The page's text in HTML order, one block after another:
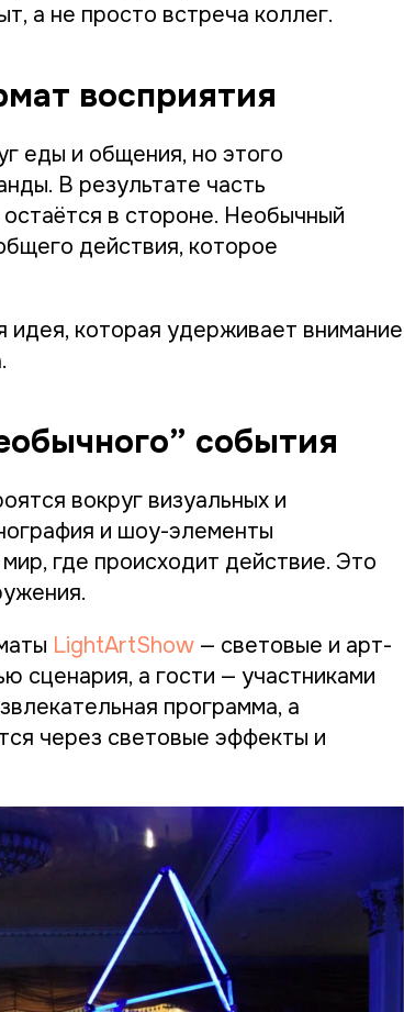
а не просто встреча коллег.
восприятия
еды и общения, но этого
В результате часть
в стороне. Необычный
действия, которое
которая удерживает внимание
события
вокруг визуальных и
и шоу-элементы
где происходит действие. Это
LightArtShow — световые и арт-
сценария, а гости — участниками
программа, а
через световые эффекты и